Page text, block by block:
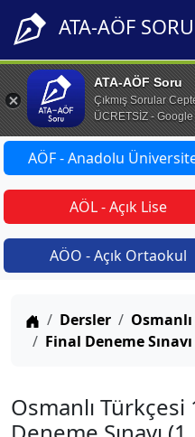
ATA-AÖF SORU
ATA-AÖF Soru
Çıkmış Sorular
ÜCRETSİZ -
AÖF - Anadolu
AÖL - Açık Lise
AÖO - Açık Ortaokul
Anasayfa
Dersler
Final Deneme
Osmanlı Türkçesi